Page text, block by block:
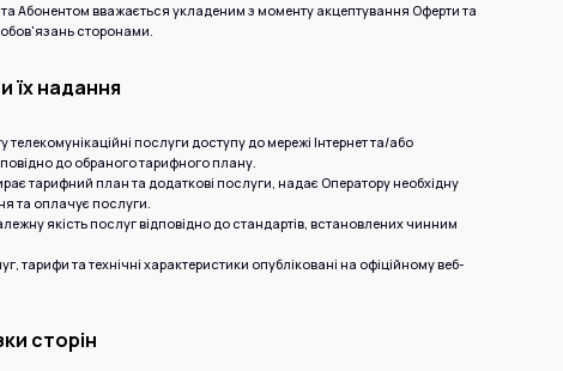
та Абонентом вважається укладеним з моменту акцептування Оферти та
сторонами.
їх надання
телекомунікаційні послуги доступу до мережі Інтернет та/або
до обраного тарифного плану.
тарифний план та додаткові послуги, надає Оператору необхідну
та оплачує послуги.
якість послуг відповідно до стандартів, встановлених чинним
тарифи та технічні характеристики опубліковані на офіційному веб-
сторін